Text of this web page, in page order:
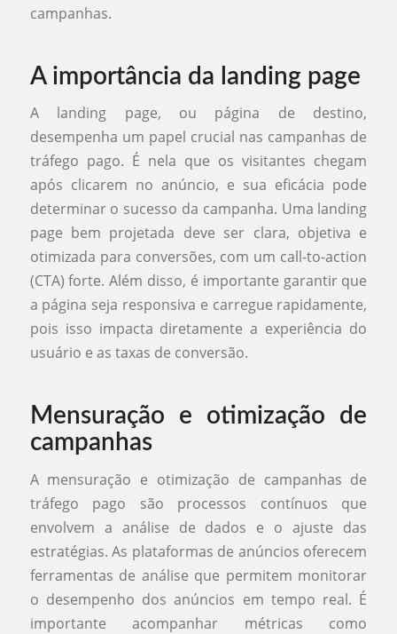
campanhas.
A importância da landing page
A landing page, ou página de destino,
desempenha um papel crucial nas campanhas de
tráfego pago. É nela que os visitantes chegam
após clicarem no anúncio, e sua eficácia pode
determinar o sucesso da campanha. Uma landing
page bem projetada deve ser clara, objetiva e
otimizada para conversões, com um call-to-action
(CTA) forte. Além disso, é importante garantir que
a página seja responsiva e carregue rapidamente,
pois isso impacta diretamente a experiência do
usuário e as taxas de conversão.
Mensuração e otimização de
campanhas
A mensuração e otimização de campanhas de
tráfego pago são processos contínuos que
envolvem a análise de dados e o ajuste das
estratégias. As plataformas de anúncios oferecem
ferramentas de análise que permitem monitorar
o desempenho dos anúncios em tempo real. É
importante acompanhar métricas como